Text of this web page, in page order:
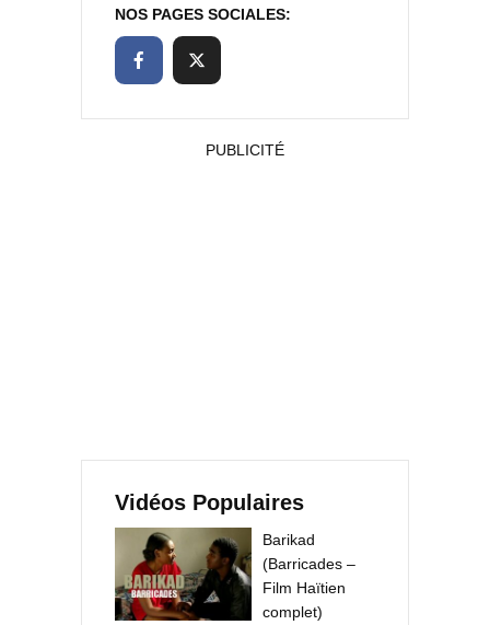
NOS PAGES SOCIALES:
PUBLICITÉ
Vidéos Populaires
Barikad
(Barricades –
Film Haïtien
complet)